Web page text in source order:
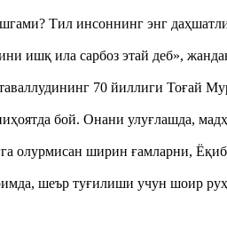
Тил инсоннинг энг
ишқ ила сарбоз этай деб»,
70 йиллиги Тоғай
бой. Онани улуғлашда,
олурмисан ширин ғамларни,
шеър туғилиши учун шоир